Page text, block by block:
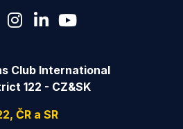
Club International
122 - CZ&SK
ČR a SR